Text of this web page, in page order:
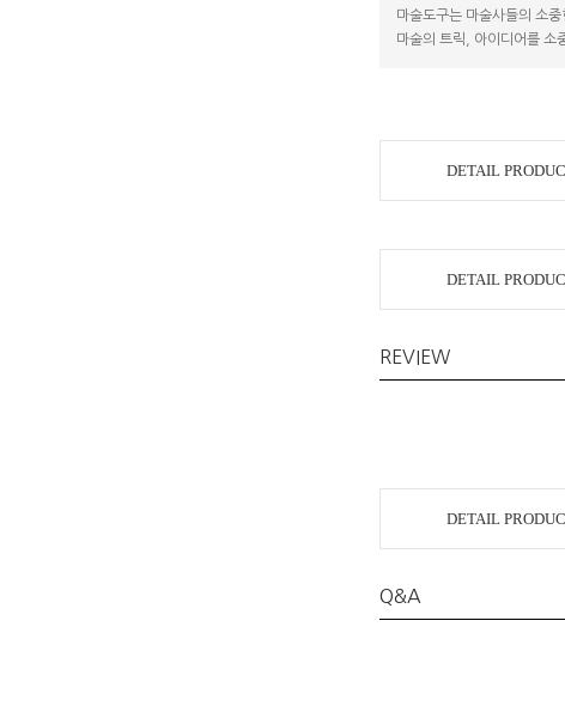
마술도구는 마술사들의 소
마술의 트릭, 아이디어를 소
DETAIL
DETAIL
REVIEW
DETAIL
Q&A